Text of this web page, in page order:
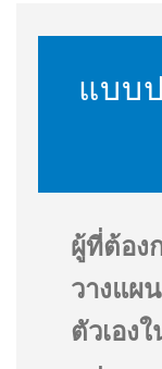
แบบ
ผู้ที่ต้อง
วางแผ
ตัวเอง